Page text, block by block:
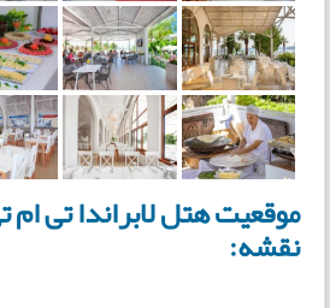
موقعیت هتل لابراندا تی
نقشه: